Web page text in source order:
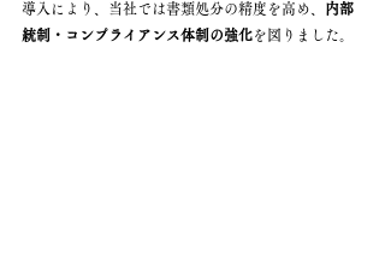
導入により、当社では書類処分の精度を高め、 内部
統制・コンプライアンス体制の強化を図りました。